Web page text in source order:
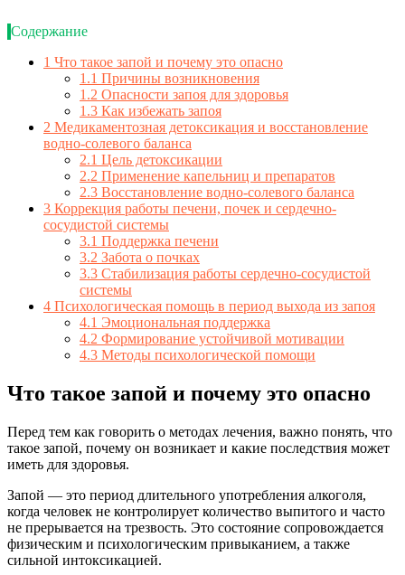
Содержание
1 Что такое запой и почему это опасно
1.1 Причины возникновения
1.2 Опасности запоя для здоровья
1.3 Как избежать запоя
2 Медикаментозная детоксикация и восстановление
водно-солевого баланса
2.1 Цель детоксикации
2.2 Применение капельниц и препаратов
2.3 Восстановление водно-солевого баланса
3 Коррекция работы печени, почек и сердечно-
сосудистой системы
3.1 Поддержка печени
3.2 Забота о почках
3.3 Стабилизация работы сердечно-сосудистой
системы
4 Психологическая помощь в период выхода из запоя
4.1 Эмоциональная поддержка
4.2 Формирование устойчивой мотивации
4.3 Методы психологической помощи
Что такое запой и почему это опасно
Перед тем как говорить о методах лечения, важно понять, что
такое запой, почему он возникает и какие последствия может
иметь для здоровья.
Запой — это период длительного употребления алкоголя,
когда человек не контролирует количество выпитого и часто
не прерывается на трезвость. Это состояние сопровождается
физическим и психологическим привыканием, а также
сильной интоксикацией.